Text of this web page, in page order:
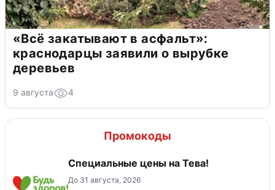
«Всё закатывают в асфальт»:
краснодарцы заявили о вырубке
деревьев
9 августа 4
Промокоды
Специальные цены на Тева!
До 31 августа, 2026